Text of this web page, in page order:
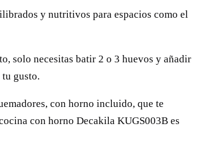
y nutritivos para espacios como el
solo necesitas batir 2 o 3 huevos y añadir
gusto.
con horno incluido, que te
con horno Decakila KUGS003B es